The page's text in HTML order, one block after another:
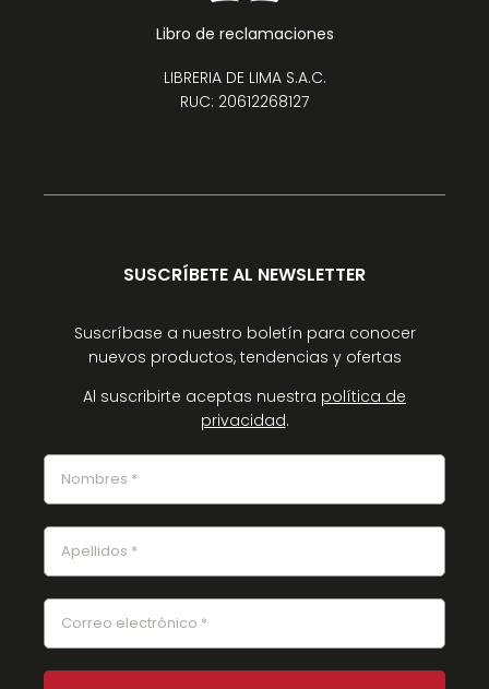
Libro de reclamaciones
LIBRERIA DE LIMA S.A.C.
RUC: 20612268127
SUSCRÍBETE AL NEWSLETTER
Suscríbase a nuestro boletín para conocer
nuevos productos, tendencias y ofertas
Al suscribirte aceptas nuestra política de
privacidad.